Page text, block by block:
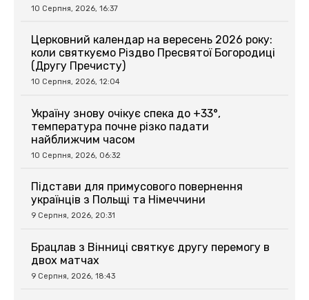
10 Серпня, 2026, 16:37
Церковний календар на вересень 2026 року:
коли святкуємо Різдво Пресвятої Богородиці
(Другу Пречисту)
10 Серпня, 2026, 12:04
Україну знову очікує спека до +33°,
температура почне різко падати
найближчим часом
10 Серпня, 2026, 06:32
Підстави для примусового повернення
українців з Польщі та Німеччини
9 Серпня, 2026, 20:31
Брацлав з Вінниці святкує другу перемогу в
двох матчах
9 Серпня, 2026, 18:43